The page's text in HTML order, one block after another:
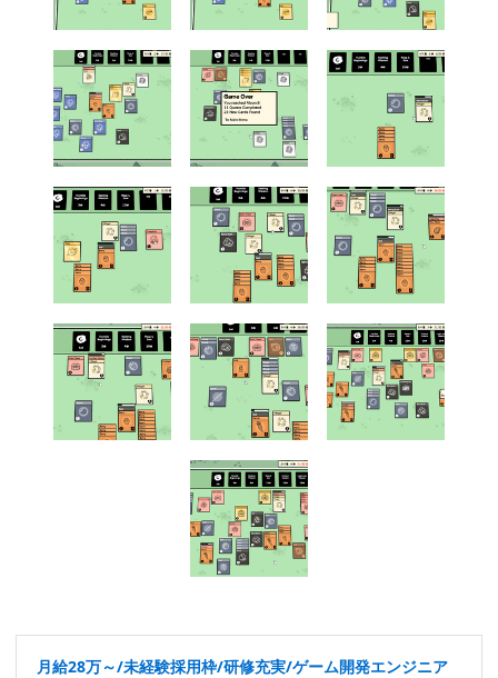
月給28万～/未経験採用枠/研修充実/ゲーム開発エンジニア